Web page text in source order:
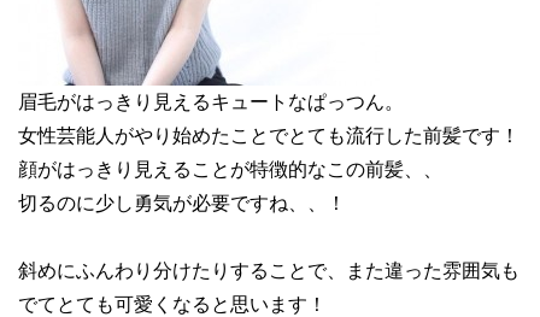
眉毛がはっきり見えるキュートなぱっつん。
女性芸能人がやり始めたことでとても流行した前髪です！
顔がはっきり見えることが特徴的なこの前髪、、
切るのに少し勇気が必要ですね、、！
斜めにふんわり分けたりすることで、また違った雰囲気も
でてとても可愛くなると思います！